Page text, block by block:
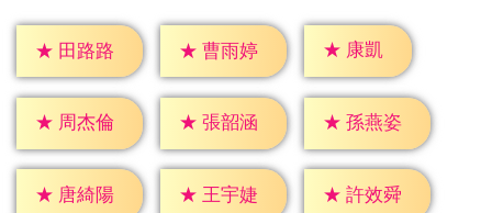
★ 田路路 ★ 曹雨婷 ★ 康凱
★ 周杰倫 ★ 張韶涵 ★ 孫燕姿
★ 唐綺陽 ★ 王宇婕 ★ 許效舜